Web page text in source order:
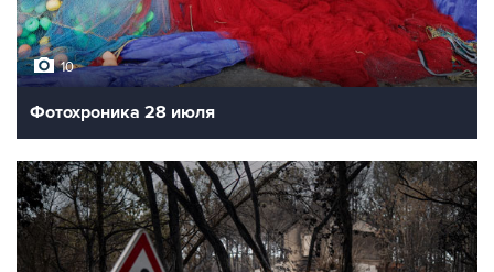
10